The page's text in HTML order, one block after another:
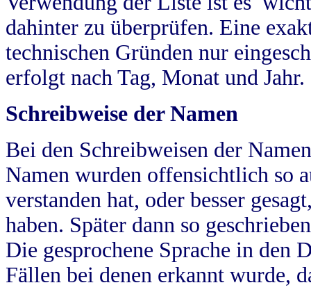
dahinter zu überprüfen. Eine
technischen Gründen nur
erfolgt nach Tag, Monat und Jahr.
Schreibweise der Namen
Bei den Schreibweisen der
Namen wurden offensichtlich so
verstanden hat, oder besser
haben. Später dann so
Die gesprochene Sprache in
Fällen bei denen erkannt wurde,